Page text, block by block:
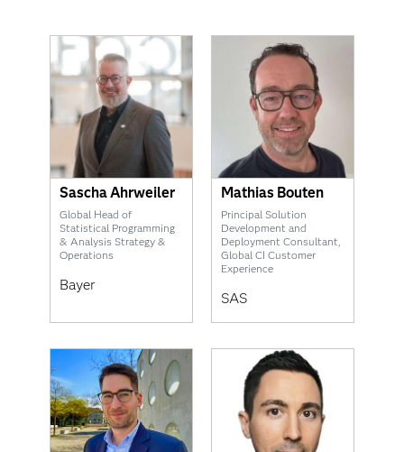
Sascha Ahrweiler
Global Head of
Statistical Programming
& Analysis Strategy &
Operations
Bayer
Mathias Bouten
Principal Solution
Development and
Deployment Consultant,
Global CI Customer
Experience
SAS